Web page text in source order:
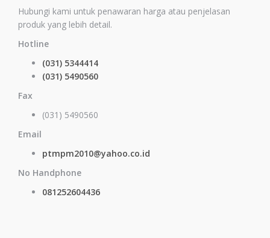
Hubungi kami untuk penawaran harga atau penjelasan
produk yang lebih detail.
Hotline
(031) 5344414
(031) 5490560
Fax
(031) 5490560
Email
ptmpm2010@yahoo.co.id
No Handphone
081252604436